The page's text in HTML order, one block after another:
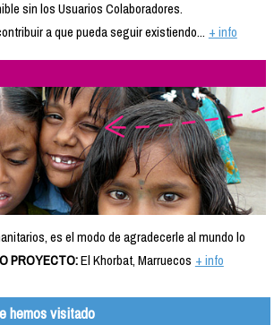
sin los Usuarios Colaboradores.
a que pueda seguir existiendo... + info
es el modo de agradecerle al mundo lo
PROYECTO:El Khorbat, Marruecos + info
hemos visitado